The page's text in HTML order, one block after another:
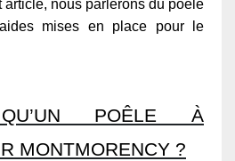
article, nous parlerons du poêle
mises en place pour le
QU’UN POÊLE À
MONTMORENCY ?